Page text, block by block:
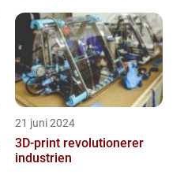
21 juni 2024
3D-print revolutionerer
industrien